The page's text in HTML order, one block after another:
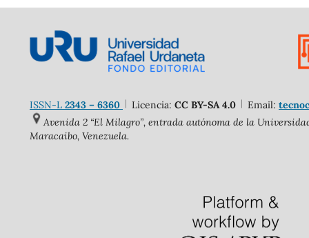
ISSN-L2343 – 6360 Licencia: CC BY-SA 4.0 Email:
Avenida 2 “El Milagro”, entrada autónoma de la
Maracaibo, Venezuela.